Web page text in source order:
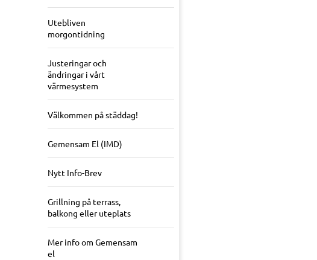
Utebliven
morgontidning
Justeringar och
ändringar i vårt
värmesystem
Välkommen på städdag!
Gemensam El (IMD)
Nytt Info-Brev
Grillning på terrass,
balkong eller uteplats
Mer info om Gemensam
el